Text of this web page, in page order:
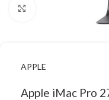
Κάντε κλικ για
APPLE
Apple iMac Pro